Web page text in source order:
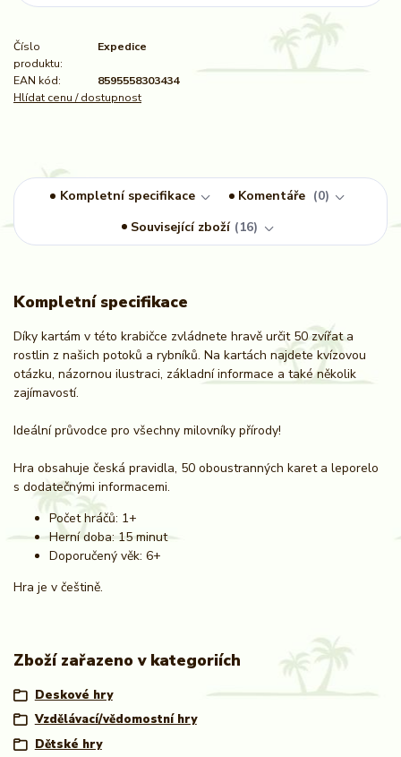
Číslo
produktu:
Expedice
EAN kód:
8595558303434
Hlídat cenu / dostupnost
Kompletní specifikace Komentáře
0
Související zboží
16
Kompletní specifikace
Díky kartám v této krabičce zvládnete hravě určit 50 zvířat a
rostlin z našich potoků a rybníků. Na kartách najdete kvízovou
otázku, názornou ilustraci, základní informace a také několik
zajímavostí.
Ideální průvodce pro všechny milovníky přírody!
Hra obsahuje česká pravidla, 50 oboustranných karet a leporelo
s dodatečnými informacemi.
Počet hráčů: 1+
Herní doba: 15 minut
Doporučený věk: 6+
Hra je v češtině.
Zboží zařazeno v kategoriích
Deskové hry
Vzdělávací/vědomostní hry
Dětské hry